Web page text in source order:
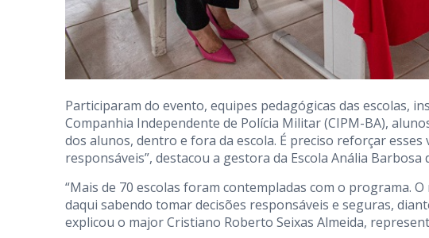
Participaram do evento, equipes pedagógicas das escolas,
Companhia Independente de Polícia Militar (CIPM-BA),
dos alunos, dentro e fora da escola. É preciso reforçar
responsáveis”, destacou a gestora da Escola Anália Barbosa
“Mais de 70 escolas foram contempladas com o programa.
daqui sabendo tomar decisões responsáveis e seguras,
explicou o major Cristiano Roberto Seixas Almeida,